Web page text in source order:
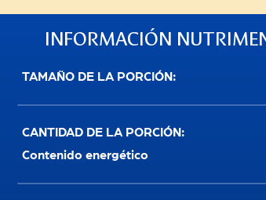
INFORMACIÓN
TAMAÑO DE LA PORCIÓN:
CANTIDAD DE LA PORCIÓN:
Contenido energético